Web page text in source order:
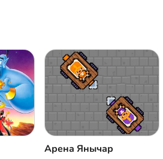
Арена Янычар